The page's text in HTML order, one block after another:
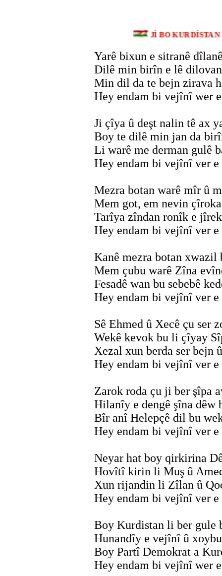
Jİ BO
Yarê bixun e sitranê
Dilê min birîn e lê
Min dil da te bejn zirava
Hey endam bi vejînî wer
Ji çîya û deşt nalin tê ax
Boy te dilê min jan da
Li warê me derman gulê
Hey endam bi vejînî ver e
Mezra botan warê mîr û
Mem got, em nevin
Tarîya zîndan ronîk e
Hey endam bi vejînî ver e
Kanê mezra botan xwazil
Mem çubu warê Zîna
Fesadê wan bu sebebê
Hey endam bi vejînî ver e
Sê Ehmed û Xecê çu ser
Wekê kevok bu li çîyay
Xezal xun berda ser bejn
Hey endam bi vejînî ver e
Zarok roda çu ji ber şîpa
Hilanîy e dengê şîna dêw
Bîr anî Helepçê dil bu
Hey endam bi vejînî ver e
Neyar hat boy qirkirina
Hovîtî kirin li Muş û
Xun rijandin li Zîlan û
Hey endam bi vejînî ver e
Boy Kurdistan li ber gule
Hunandîy e vejînî û
Boy Partî Demokrat a
Hey endam bi vejînî wer